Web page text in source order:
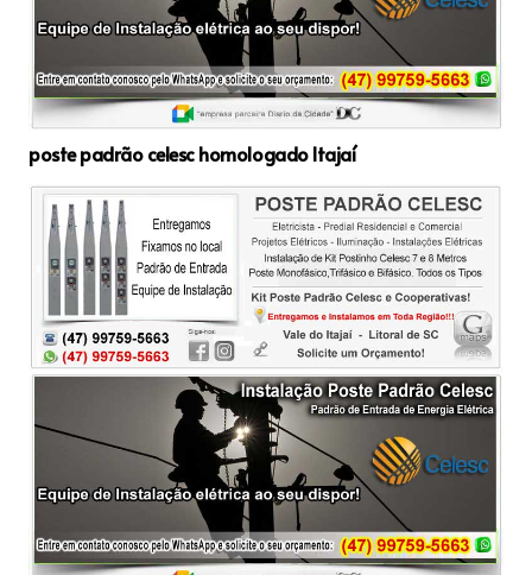
poste padrão celesc homologado Itajaí